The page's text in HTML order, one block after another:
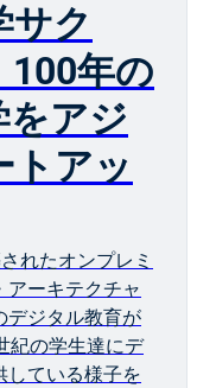
サク
100年の
をアジ
トアッ
れたオンプレミ
アーキテクチャ
デジタル教育が
紀の学生達にデ
している様子を